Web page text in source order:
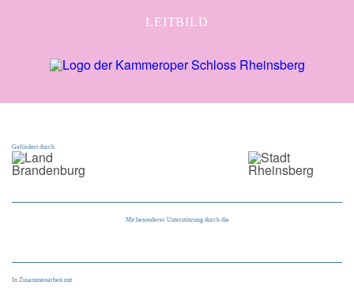
LEITBILD
Gefördert durch
Mit besonderer Unterstützung durch die
In Zusammenarbeit mit